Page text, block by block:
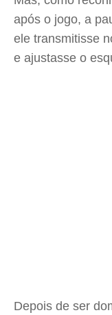
após o jogo, a
ele transmitisse
e ajustasse o
Depois de ser